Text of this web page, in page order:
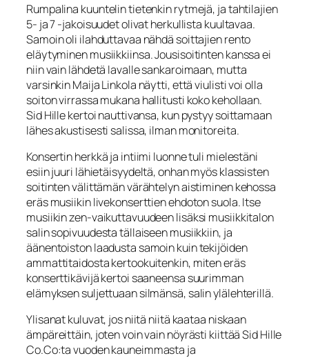
Rumpalina kuuntelin tietenkin rytmejä, ja tahtilajien
5- ja 7 -jakoisuudet olivat herkullista kuultavaa.
Samoin oli ilahduttavaa nähdä soittajien rento
eläytyminen musiikkiinsa. Jousisoitinten kanssa ei
niin vain lähdetä lavalle sankaroimaan, mutta
varsinkin Maija Linkola näytti, että viulisti voi olla
soiton virrassa mukana hallitusti koko kehollaan.
Sid Hille kertoi nauttivansa, kun pystyy soittamaan
lähes akustisesti salissa, ilman monitoreita.
Konsertin herkkä ja intiimi luonne tuli mielestäni
esiin juuri lähietäisyydeltä, onhan myös klassisten
soitinten välittämän värähtelyn aistiminen kehossa
eräs musiikin livekonserttien ehdoton suola. Itse
musiikin zen-vaikuttavuudeen lisäksi musiikkitalon
salin sopivuudesta tällaiseen musiikkiin, ja
äänentoiston laadusta samoin kuin tekijöiden
ammattitaidosta kertookuitenkin, miten eräs
konserttikävijä kertoi saaneensa suurimman
elämyksen suljettuaan silmänsä, salin ylälehterillä.
Ylisanat kuluvat, jos niitä niitä kaataa niskaan
ämpäreittäin, joten voin vain nöyrästi kiittää Sid Hille
Co.Co:ta vuoden kauneimmasta ja